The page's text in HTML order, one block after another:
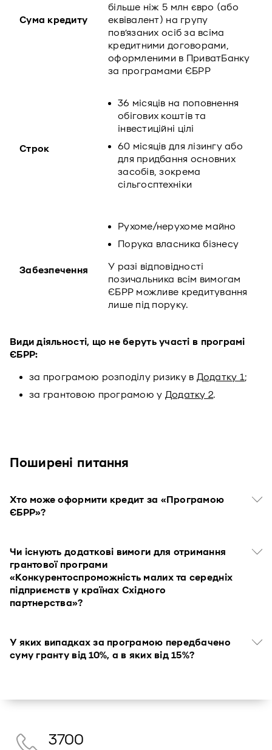
Сума кредиту
більше ніж 5 млн євро (або
еквівалент) на групу
пов’язаних осіб за всіма
кредитними договорами,
оформленими в ПриватБанку
за програмами ЄБРР
Строк
36 місяців на поповнення
обігових коштів та
інвестиційні цілі
60 місяців для лізингу або
для придбання основних
засобів, зокрема
сільгосптехніки
Забезпечення
Рухоме/нерухоме майно
Порука власника бізнесу
У разі відповідності
позичальника всім вимогам
ЄБРР можливе кредитування
лише під поруку.
Види діяльності, що не беруть участі в програмі
ЄБРР:
за програмою розподілу ризику в Додатку 1;
за грантовою програмою у Додатку 2.
Поширенi питання
Хто може оформити кредит за «Програмою
ЄБРР»?
Чи існують додаткові вимоги для отримання
грантової програми
«Конкурентоспроможність малих та середніх
підприємств у країнах Східного
партнерства»?
У яких випадках за програмою передбачено
суму гранту від 10%, а в яких від 15%?
3700